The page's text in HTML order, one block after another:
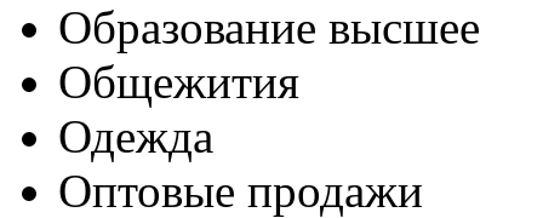
Образование высшее
Общежития
Одежда
Оптовые продажи